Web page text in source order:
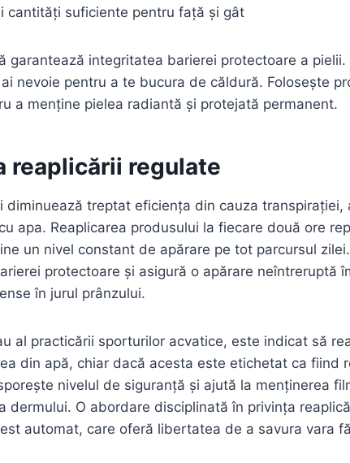
cantități suficiente pentru față și gât
garantează integritatea barierei protectoare a
nevoie pentru a te bucura de căldură. Folosește
a menține pielea radiantă și protejată permanent.
reaplicării regulate
diminuează treptat eficiența din cauza transpirației,
apa. Reaplicarea produsului la fiecare două ore
un nivel constant de apărare pe tot parcursul
protectoare și asigură o apărare neîntreruptă
în jurul prânzului.
al practicării sporturilor acvatice, este indicat să
din apă, chiar dacă acesta este etichetat ca fiind
nivelul de siguranță și ajută la menținerea
dermului. O abordare disciplinată în privința
automat, care oferă libertatea de a savura vara